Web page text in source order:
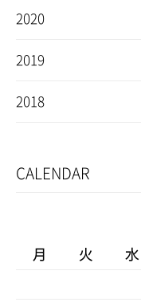
2020
2019
2018
CALENDAR
月 火 水